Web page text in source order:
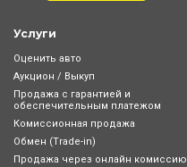
Услуги
Оценить авто
Аукцион / Выкуп
Продажа с гарантией и
обеспечительным платежом
Комиссионная продажа
Обмен (Trade-in)
Продажа через онлайн комиссию